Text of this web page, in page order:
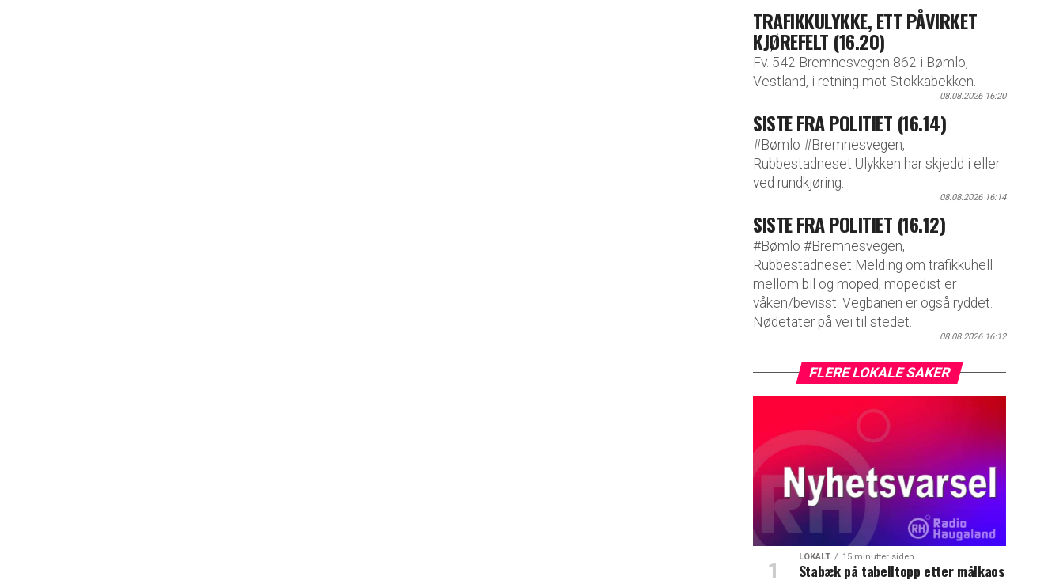
TRAFIKKULYKKE, ETT PÅVIRKET
KJØREFELT (16.20)
Fv. 542 Bremnesvegen 862 i Bømlo,
Vestland, i retning mot Stokkabekken.
08.08.2026 16:20
SISTE FRA POLITIET (16.14)
#Bømlo #Bremnesvegen,
Rubbestadneset Ulykken har skjedd i eller
ved rundkjøring.
08.08.2026 16:14
SISTE FRA POLITIET (16.12)
#Bømlo #Bremnesvegen,
Rubbestadneset Melding om trafikkuhell
mellom bil og moped, mopedist er
våken/bevisst. Vegbanen er også ryddet.
Nødetater på vei til stedet.
08.08.2026 16:12
FLERE LOKALE SAKER
LOKALT 15 minutter siden
Stabæk på tabelltopp etter målkaos